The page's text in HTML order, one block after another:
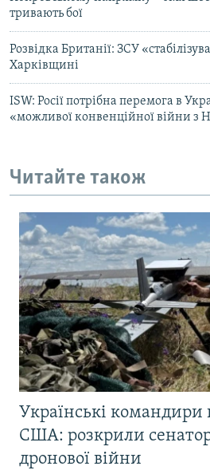
тривають бої
Розвідка Британії: ЗСУ
Харківщині
ISW: Росії потрібна перемога в
«можливої конвенційної війни з
Читайте також
Українські командири
США: розкрили
дронової війни